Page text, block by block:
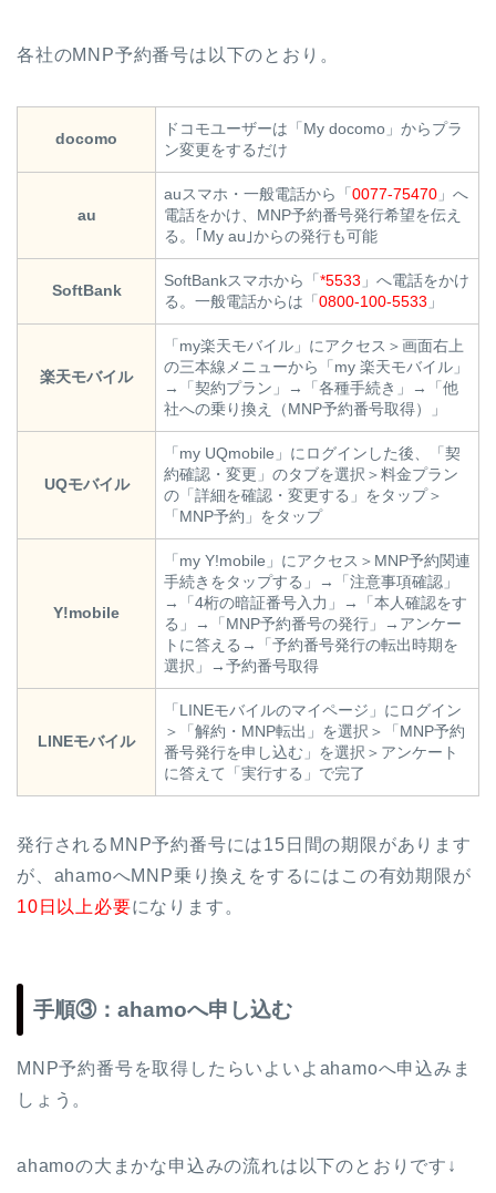
各社のMNP予約番号は以下のとおり。
docomo
ドコモユーザーは「My docomo」からプラ
ン変更をするだけ
au
auスマホ・一般電話から「 0077-75470 」へ
電話をかけ、MNP予約番号発行希望を伝え
る。｢My au｣からの発行も可能
SoftBank
SoftBankスマホから「 *5533 」へ電話をかけ
る。一般電話からは「 0800-100-5533 」
楽天モバイル
「my楽天モバイル」にアクセス＞画面右上
の三本線メニューから「my 楽天モバイル」
→「契約プラン」→「各種手続き」→「他
社への乗り換え（MNP予約番号取得）」
UQモバイル
「my UQmobile」にログインした後、「契
約確認・変更」のタブを選択＞料金プラン
の「詳細を確認・変更する」をタップ＞
「MNP予約」をタップ
Y!mobile
「my Y!mobile」にアクセス＞MNP予約関連
手続きをタップする」→「注意事項確認」
→「4桁の暗証番号入力」→「本人確認をす
る」→「MNP予約番号の発行」→アンケー
トに答える→「予約番号発行の転出時期を
選択」→予約番号取得
LINEモバイル
「LINEモバイルのマイページ」にログイン
＞「解約・MNP転出」を選択＞「MNP予約
番号発行を申し込む」を選択＞アンケート
に答えて「実行する」で完了
発行されるMNP予約番号には15日間の期限があります
が、ahamoへMNP乗り換えをするにはこの有効期限が
10日以上必要になります。
手順③：ahamoへ申し込む
MNP予約番号を取得したらいよいよahamoへ申込みま
しょう。
ahamoの大まかな申込みの流れは以下のとおりです↓